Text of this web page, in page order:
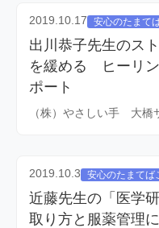
2019.10.17 安心のたまて
出川恭子先生のス
を緩める ヒーリ
ポート
（株）やさしい手 大橋
2019.10.3 安心のたまてば
近藤先生の「医学
取り方と服薬管理